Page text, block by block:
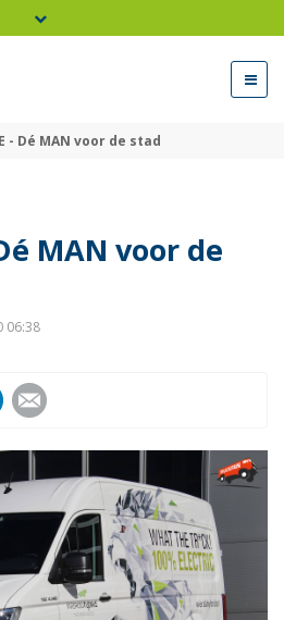
info 0294 - 74 50 70
- Dé MAN voor de stad
MAN voor de
06:38
LinkedIn